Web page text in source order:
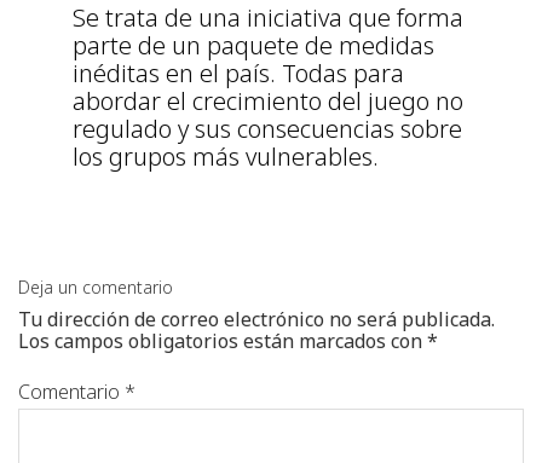
Se trata de una iniciativa que forma
parte de un paquete de medidas
inéditas en el país. Todas para
abordar el crecimiento del juego no
regulado y sus consecuencias sobre
los grupos más vulnerables.
Deja un comentario
Tu dirección de correo electrónico no será publicada.
Los campos obligatorios están marcados con*
Comentario *